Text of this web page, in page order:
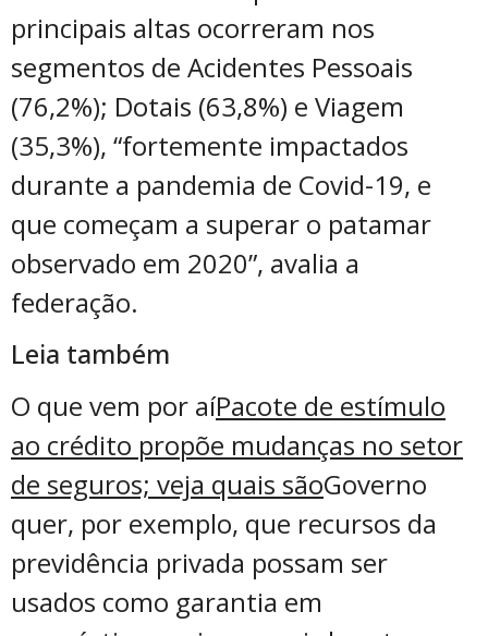
principais altas ocorreram nos
segmentos de Acidentes Pessoais
(76,2%); Dotais (63,8%) e Viagem
(35,3%), “fortemente impactados
durante a pandemia de Covid-19, e
que começam a superar o patamar
observado em 2020”, avalia a
federação.
Leia também
O que vem por aíPacote de estímulo
ao crédito propõe mudanças no setor
de seguros; veja quais sãoGoverno
quer, por exemplo, que recursos da
previdência privada possam ser
usados como garantia em